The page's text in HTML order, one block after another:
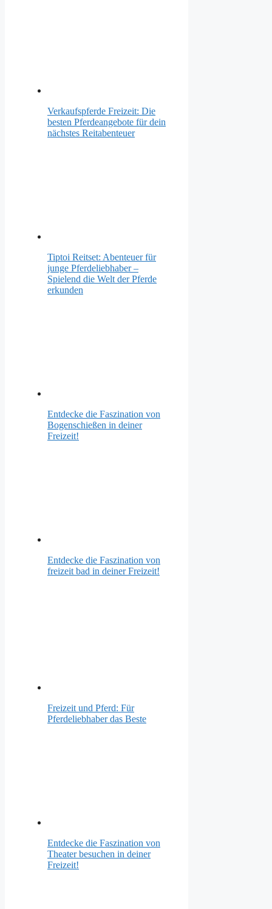
Verkaufspferde Freizeit: Die
besten Pferdeangebote für dein
nächstes Reitabenteuer
Tiptoi Reitset: Abenteuer für
junge Pferdeliebhaber –
Spielend die Welt der Pferde
erkunden
Entdecke die Faszination von
Bogenschießen in deiner
Freizeit!
Entdecke die Faszination von
freizeit bad in deiner Freizeit!
Freizeit und Pferd: Für
Pferdeliebhaber das Beste
Entdecke die Faszination von
Theater besuchen in deiner
Freizeit!